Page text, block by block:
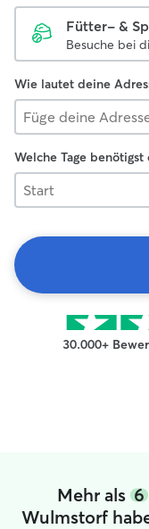
Fütter- &
Besuche bei
Wie lautet deine
Welche Tage benötigst
Start
30.000+
Mehr als 6
Wulmstorf